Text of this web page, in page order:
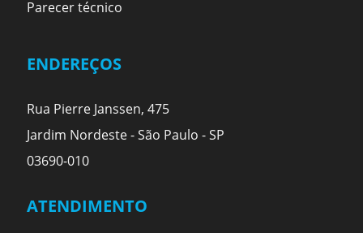
Parecer técnico
ENDEREÇOS
Rua Pierre Janssen, 475
Jardim Nordeste - São Paulo - SP
03690-010
ATENDIMENTO